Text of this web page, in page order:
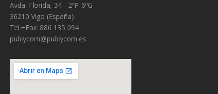
Avda. Florida, 34 - 2ºP-6ºG
36210 Vigo (España)
Tel.+Fax: 886 135 094
publycom@publycom.es